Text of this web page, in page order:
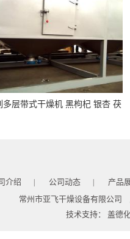
多层带式干燥机 黑枸杞 银杏 茯
介绍 公司动态 产品
常州市亚飞干燥设备有限公司
技术支持： 盖德